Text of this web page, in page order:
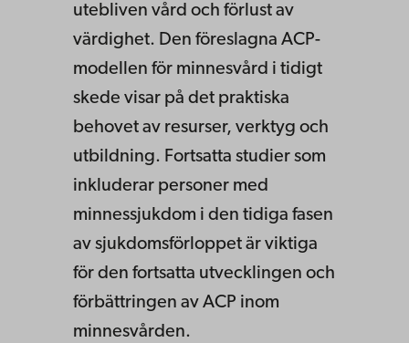
utebliven vård och förlust av
värdighet. Den föreslagna ACP-
modellen för minnesvård i tidigt
skede visar på det praktiska
behovet av resurser, verktyg och
utbildning. Fortsatta studier som
inkluderar personer med
minnessjukdom i den tidiga fasen
av sjukdomsförloppet är viktiga
för den fortsatta utvecklingen och
förbättringen av ACP inom
minnesvården.